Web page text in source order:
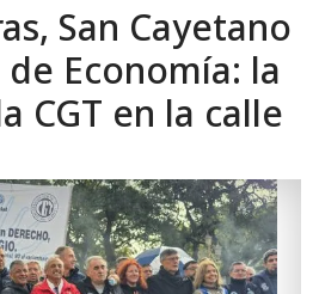
San Cayetano
Economía: la
CGT en la calle